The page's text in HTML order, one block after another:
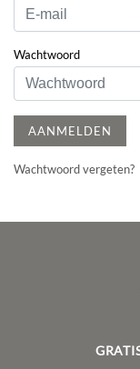
Wachtwoord
AANMELDEN
Wachtwoord vergeten?